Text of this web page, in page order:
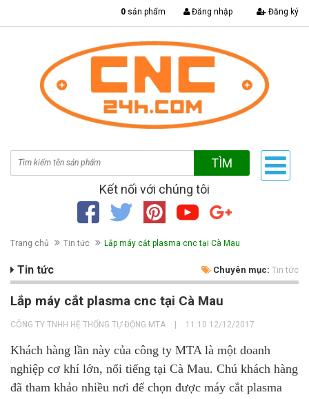
0 sản phẩm Đăng nhập Đăng ký
TÌM
Kết nối với chúng tôi
Trang chủ Tin tức Lắp máy cắt plasma cnc tại Cà Mau
Tin tức Chuyên mục: Tin tức
Lắp máy cắt plasma cnc tại Cà Mau
CÔNG TY TNHH HỆ THỐNG TỰ ĐỘNG MTA 11:10 12/12/2017
Khách hàng lần này của công ty MTA là một doanh
nghiệp cơ khí lớn, nổi tiếng tại Cà Mau. Chú khách hàng
đã tham khảo nhiều nơi để chọn được máy cắt plasma